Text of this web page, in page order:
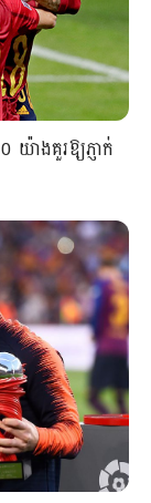
ាងគួរឱ្យភ្ញាក់